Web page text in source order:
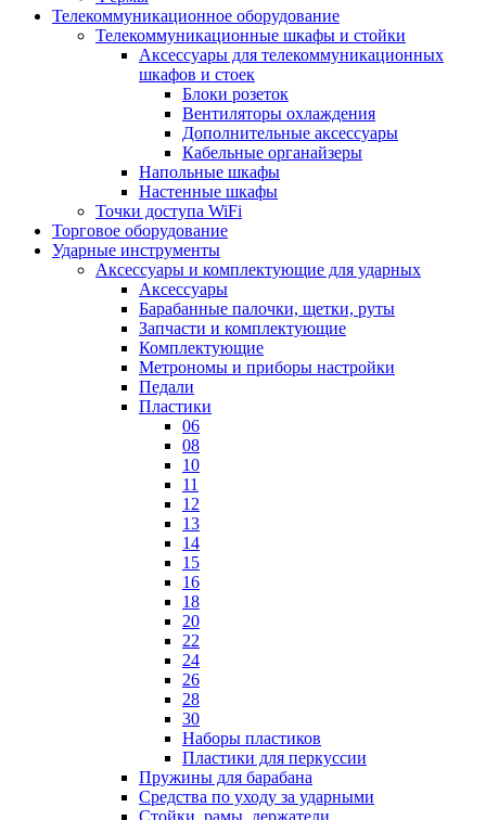
Телекоммуникационное оборудование
Телекоммуникационные шкафы и стойки
Аксессуары для телекоммуникационных
шкафов и стоек
Блоки розеток
Вентиляторы охлаждения
Дополнительные аксессуары
Кабельные органайзеры
Напольные шкафы
Настенные шкафы
Точки доступа WiFi
Торговое оборудование
Ударные инструменты
Аксессуары и комплектующие для ударных
Аксессуары
Барабанные палочки, щетки, руты
Запчасти и комплектующие
Комплектующие
Метрономы и приборы настройки
Педали
Пластики
06
08
10
11
12
13
14
15
16
18
20
22
24
26
28
30
Наборы пластиков
Пластики для перкуссии
Пружины для барабана
Средства по уходу за ударными
Стойки, рамы, держатели